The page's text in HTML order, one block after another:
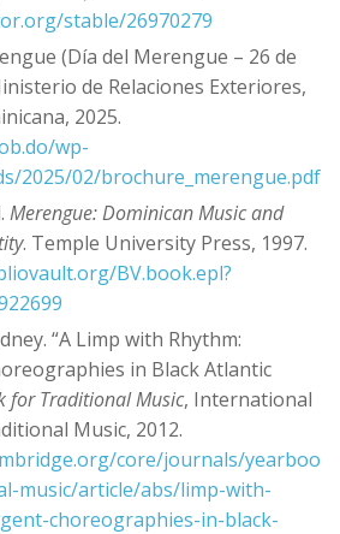
stable/26970279
(Día del Merengue – 26 de
de Relaciones Exteriores,
2025.
wp-
2025/02/brochure_merengue.pdf
Merengue: Dominican Music and
. Temple University Press, 1997.
BV.book.epl?
“A Limp with Rhythm:
in Black Atlantic
for Traditional Music, International
Music, 2012.
core/journals/yearboo
music/article/abs/limp-with-
choreographies-in-black-